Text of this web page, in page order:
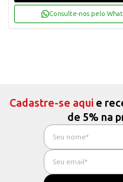
Consulte-nos pelo
Cadastre-se aqui e
de 5% na